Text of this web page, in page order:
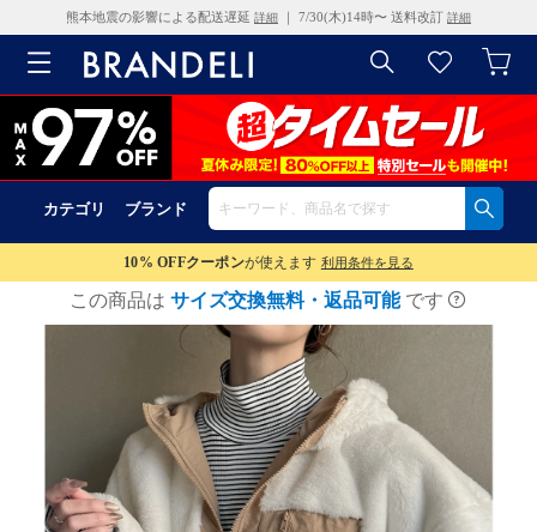
熊本地震の影響による配送遅延 詳細 ｜ 7/30(木)14時〜 送料改訂 詳細
カテゴリ ブランド
10% OFFクーポンが使えます 利用条件を見る
この商品は サイズ交換無料・返品可能 です